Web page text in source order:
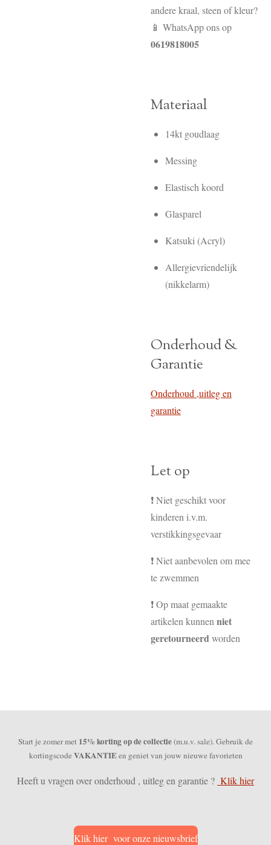
andere kraal, steen of kleur?
📱 WhatsApp ons op
0619818005
Materiaal
14kt goudlaag
Messing
Elastisch koord
Glasparel
Katsuki (Acryl)
Allergievriendelijk
(nikkelarm)
Onderhoud &
Garantie
Onderhoud ,uitleg en
garantie
Let op
❗ Niet geschikt voor
kinderen i.v.m.
verstikkingsgevaar
❗ Niet aanbevolen om mee
te zwemmen
❗ Op maat gemaakte
artikelen kunnen niet
geretourneerdworden
Start je zomer met 15% korting op de collectie(m.u.v. sale). Gebruik de
kortingscodeVAKANTIEen geniet van jouw nieuwe favorieten
Heeft u vragen over onderhoud , uitleg en garantie ? Klik hier
Klik hier voor onze nieuwsbrief